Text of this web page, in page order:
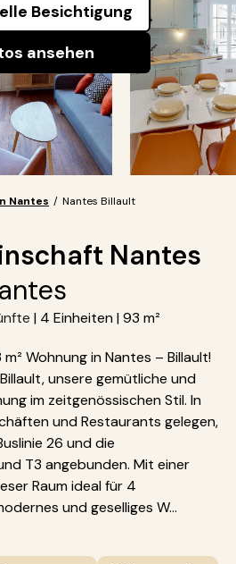
Besichtigung
ansehen
Nantes / Nantes Billault
Nantes
| 4 Einheiten | 93 m²
Wohnung in Nantes – Billault!
unsere gemütliche und
im zeitgenössischen Stil. In
und Restaurants gelegen,
26 und die
T3 angebunden. Mit einer
Raum ideal für 4
und geselliges W...